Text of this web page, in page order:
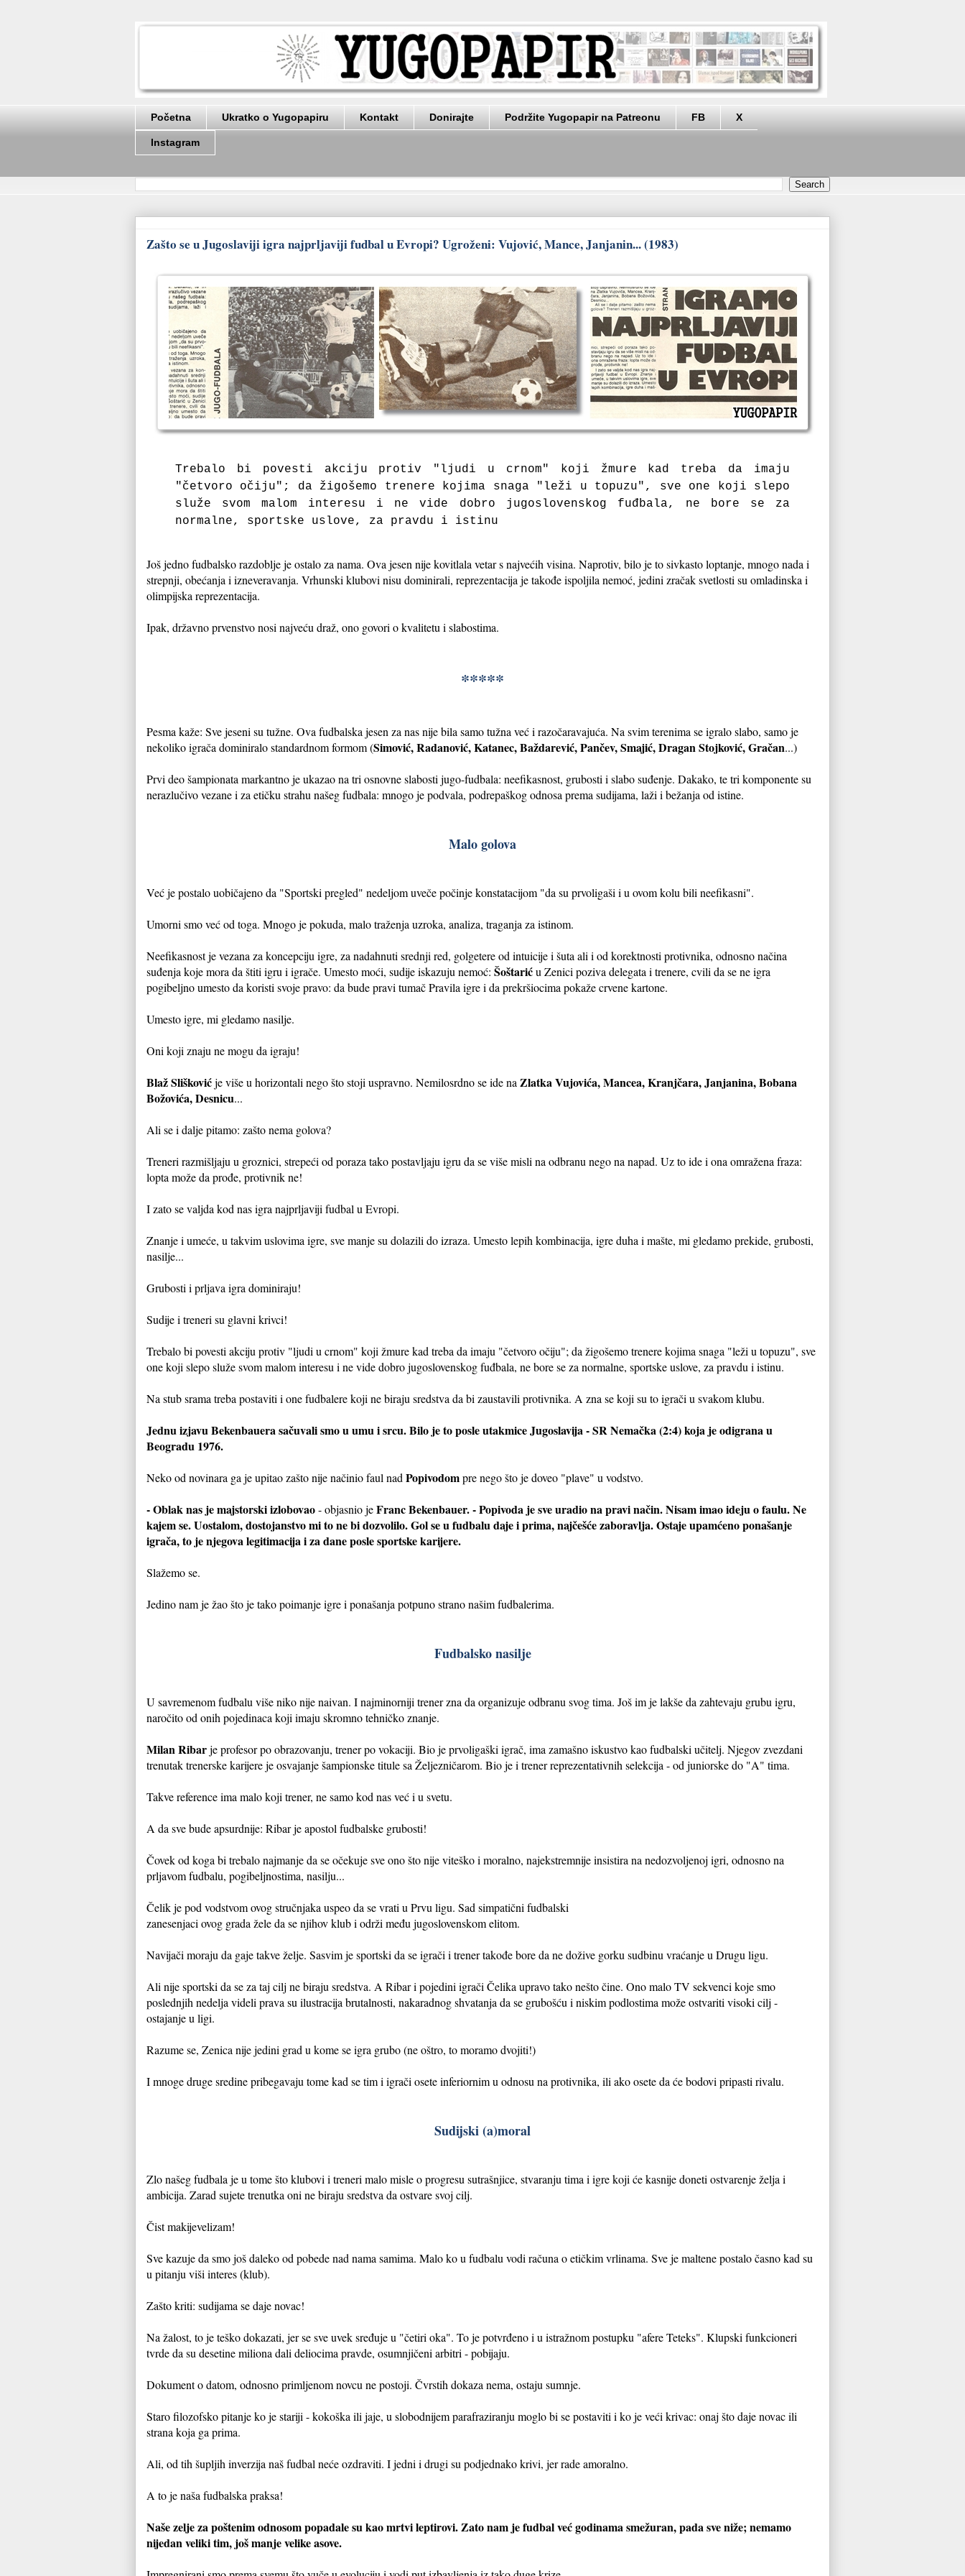
Početna Ukratko o Yugopapiru Kontakt Donirajte Podržite Yugopapir na Patreonu FB X
Instagram
Zašto se u Jugoslaviji igra najprljaviji fudbal u Evropi? Ugroženi: Vujović, Mance, Janjanin... (1983)
Trebalo bi povesti akciju protiv "ljudi u crnom" koji žmure kad treba da imaju
"četvoro očiju"; da žigošemo trenere kojima snaga "leži u topuzu", sve one koji slepo
služe svom malom interesu i ne vide dobro jugoslovenskog fuđbala, ne bore se za
normalne, sportske uslove, za pravdu i istinu
Još jedno fudbalsko razdoblje je ostalo za nama. Ova jesen nije kovitlala vetar s najvećih visina. Naprotiv, bilo je to sivkasto loptanje, mnogo nada i
strepnji, obećanja i izneveravanja. Vrhunski klubovi nisu dominirali, reprezentacija je takođe ispoljila nemoć, jedini zračak svetlosti su omladinska i
olimpijska reprezentacija.
Ipak, državno prvenstvo nosi najveću draž, ono govori o kvalitetu i slabostima.
*****
Pesma kaže: Sve jeseni su tužne. Ova fudbalska jesen za nas nije bila samo tužna već i razočaravajuća. Na svim terenima se igralo slabo, samo je
nekoliko igrača dominiralo standardnom formom (Simović, Radanović, Katanec, Baždarević, Pančev, Smajić, Dragan Stojković, Gračan...)
Prvi deo šampionata markantno je ukazao na tri osnovne slabosti jugo-fudbala: neefikasnost, grubosti i slabo suđenje. Dakako, te tri komponente su
nerazlučivo vezane i za etičku strahu našeg fudbala: mnogo je podvala, podrepaškog odnosa prema sudijama, laži i bežanja od istine.
Malo golova
Već je postalo uobičajeno da "Sportski pregled" nedeljom uveče počinje konstatacijom "da su prvoligaši i u ovom kolu bili neefikasni".
Umorni smo već od toga. Mnogo je pokuda, malo traženja uzroka, analiza, traganja za istinom.
Neefikasnost je vezana za koncepciju igre, za nadahnuti srednji red, golgetere od intuicije i šuta ali i od korektnosti protivnika, odnosno načina
suđenja koje mora da štiti igru i igrače. Umesto moći, sudije iskazuju nemoć: Šoštariću Zenici poziva delegata i trenere, cvili da se ne igra
pogibeljno umesto da koristi svoje pravo: da bude pravi tumač Pravila igre i da prekršiocima pokaže crvene kartone.
Umesto igre, mi gledamo nasilje.
Oni koji znaju ne mogu da igraju!
Blaž Sliškovićje više u horizontali nego što stoji uspravno. Nemilosrdno se ide na Zlatka Vujovića, Mancea, Kranjčara, Janjanina, Bobana
Božovića, Desnicu...
Ali se i dalje pitamo: zašto nema golova?
Treneri razmišljaju u groznici, strepeći od poraza tako postavljaju igru da se više misli na odbranu nego na napad. Uz to ide i ona omražena fraza:
lopta može da prođe, protivnik ne!
I zato se valjda kod nas igra najprljaviji fudbal u Evropi.
Znanje i umeće, u takvim uslovima igre, sve manje su dolazili do izraza. Umesto lepih kombinacija, igre duha i mašte, mi gledamo prekide, grubosti,
nasilje...
Grubosti i prljava igra dominiraju!
Sudije i treneri su glavni krivci!
Trebalo bi povesti akciju protiv "ljudi u crnom" koji žmure kad treba da imaju "četvoro očiju"; da žigošemo trenere kojima snaga "leži u topuzu", sve
one koji slepo služe svom malom interesu i ne vide dobro jugoslovenskog fuđbala, ne bore se za normalne, sportske uslove, za pravdu i istinu.
Na stub srama treba postaviti i one fudbalere koji ne biraju sredstva da bi zaustavili protivnika. A zna se koji su to igrači u svakom klubu.
Jednu izjavu Bekenbauera sačuvali smo u umu i srcu. Bilo je to posle utakmice Jugoslavija - SR Nemačka (2:4) koja je odigrana u
Beogradu 1976.
Neko od novinara ga je upitao zašto nije načinio faul nad Popivodompre nego što je doveo "plave" u vodstvo.
- Oblak nas je majstorski izlobovao- objasnio jeFranc Bekenbauer. - Popivoda je sve uradio na pravi način. Nisam imao ideju o faulu. Ne
kajem se. Uostalom, dostojanstvo mi to ne bi dozvolilo. Gol se u fudbalu daje i prima, najčešće zaboravlja. Ostaje upamćeno ponašanje
igrača, to je njegova legitimacija i za dane posle sportske karijere.
Slažemo se.
Jedino nam je žao što je tako poimanje igre i ponašanja potpuno strano našim fudbalerima.
Fudbalsko nasilje
U savremenom fudbalu više niko nije naivan. I najminorniji trener zna da organizuje odbranu svog tima. Još im je lakše da zahtevaju grubu igru,
naročito od onih pojedinaca koji imaju skromno tehničko znanje.
Milan Ribarje profesor po obrazovanju, trener po vokaciji. Bio je prvoligaški igrač, ima zamašno iskustvo kao fudbalski učitelj. Njegov zvezdani
trenutak trenerske karijere je osvajanje šampionske titule sa Željezničarom. Bio je i trener reprezentativnih selekcija - od juniorske do "A" tima.
Takve reference ima malo koji trener, ne samo kod nas već i u svetu.
A da sve bude apsurdnije: Ribar je apostol fudbalske grubosti!
Čovek od koga bi trebalo najmanje da se očekuje sve ono što nije viteško i moralno, najekstremnije insistira na nedozvoljenoj igri, odnosno na
prljavom fudbalu, pogibeljnostima, nasilju...
Čelik je pod vodstvom ovog stručnjaka uspeo da se vrati u Prvu ligu. Sad simpatični fudbalski
zanesenjaci ovog grada žele da se njihov klub i održi među jugoslovenskom elitom.
Navijači moraju da gaje takve želje. Sasvim je sportski da se igrači i trener takođe bore da ne dožive gorku sudbinu vraćanje u Drugu ligu.
Ali nije sportski da se za taj cilj ne biraju sredstva. A Ribar i pojedini igrači Čelika upravo tako nešto čine. Ono malo TV sekvenci koje smo
poslednjih nedelja videli prava su ilustracija brutalnosti, nakaradnog shvatanja da se grubošću i niskim podlostima može ostvariti visoki cilj -
ostajanje u ligi.
Razume se, Zenica nije jedini grad u kome se igra grubo (ne oštro, to moramo dvojiti!)
I mnoge druge sredine pribegavaju tome kad se tim i igrači osete inferiornim u odnosu na protivnika, ili ako osete da će bodovi pripasti rivalu.
Sudijski (a)moral
Zlo našeg fudbala je u tome što klubovi i treneri malo misle o progresu sutrašnjice, stvaranju tima i igre koji će kasnije doneti ostvarenje želja i
ambicija. Zarad sujete trenutka oni ne biraju sredstva da ostvare svoj cilj.
Čist makijevelizam!
Sve kazuje da smo još daleko od pobede nad nama samima. Malo ko u fudbalu vodi računa o etičkim vrlinama. Sve je maltene postalo časno kad su
u pitanju viši interes (klub).
Zašto kriti: sudijama se daje novac!
Na žalost, to je teško dokazati, jer se sve uvek sređuje u "četiri oka". To je potvrđeno i u istražnom postupku "afere Teteks". Klupski funkcioneri
tvrde da su desetine miliona dali deliocima pravde, osumnjičeni arbitri - pobijaju.
Dokument o datom, odnosno primljenom novcu ne postoji. Čvrstih dokaza nema, ostaju sumnje.
Staro filozofsko pitanje ko je stariji - kokoška ili jaje, u slobodnijem parafraziranju moglo bi se postaviti i ko je veći krivac: onaj što daje novac ili
strana koja ga prima.
Ali, od tih šupljih inverzija naš fudbal neće ozdraviti. I jedni i drugi su podjednako krivi, jer rade amoralno.
A to je naša fudbalska praksa!
Naše zelje za poštenim odnosom popadale su kao mrtvi leptirovi. Zato nam je fudbal već godinama smežuran, pada sve niže; nemamo
nijedan veliki tim, još manje velike asove.